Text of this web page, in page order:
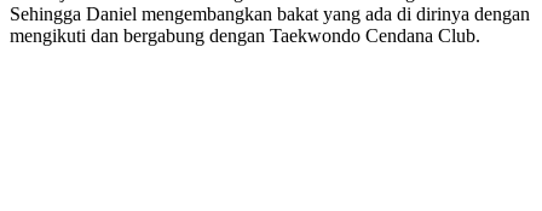
Sehingga Daniel mengembangkan bakat yang ada di dirinya dengan
mengikuti dan bergabung dengan Taekwondo Cendana Club.